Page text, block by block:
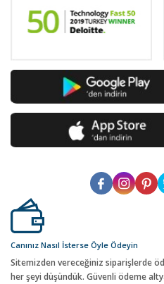
Canınız Nasıl İsterse Öyle Ödeyin
Sitemizden vereceğiniz siparişlerde
her şeyi düşündük. Güvenli ödeme